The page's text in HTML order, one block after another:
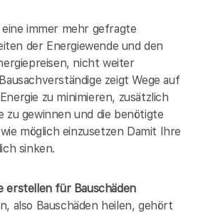
immer mehr gefragte
der Energiewende und den
nicht weiter
zeigt Wege auf
zu minimieren, zusätzlich
zu gewinnen und die benötigte
möglich einzusetzen Damit Ihre
sinken.
erstellen für Bauschäden
also Bauschäden heilen, gehört